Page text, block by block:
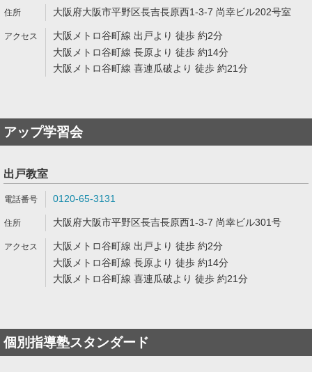
大阪府大阪市平野区長吉長原西1-3-7 尚幸ビル202号室
大阪メトロ谷町線 出戸より 徒歩 約2分
大阪メトロ谷町線 長原より 徒歩 約14分
大阪メトロ谷町線 喜連瓜破より 徒歩 約21分
アップ学習会
出戸教室
0120-65-3131
大阪府大阪市平野区長吉長原西1-3-7 尚幸ビル301号
大阪メトロ谷町線 出戸より 徒歩 約2分
大阪メトロ谷町線 長原より 徒歩 約14分
大阪メトロ谷町線 喜連瓜破より 徒歩 約21分
個別指導塾スタンダード